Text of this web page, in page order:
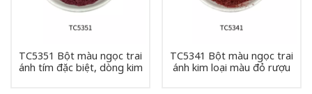
TC5351 Bột màu ngọc trai
ánh tím đặc biệt, dòng kim
TC5341 Bột màu ngọc trai
ánh kim loại màu đỏ rượu